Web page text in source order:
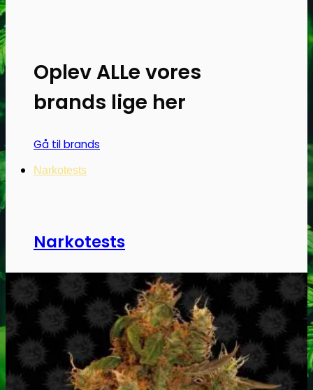
Oplev ALLe vores
brands lige her
Gå til brands
Narkotests
Narkotests
Kokain Tests
Kokain renhedhedstest
Crack renhedhedstest
Kokain blandingsmiddel test